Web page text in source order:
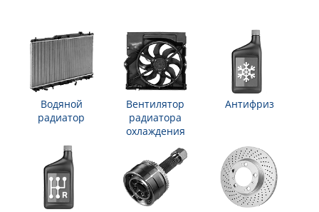
Водяной
радиатор
Вентилятор
радиатора
охлаждения
Антифриз